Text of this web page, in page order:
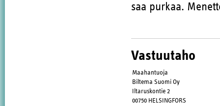
saa purkaa.
Vastuutaho
Maahantuoja
Biltema Suomi Oy
Iltaruskontie 2
00750 HELSINGFORS